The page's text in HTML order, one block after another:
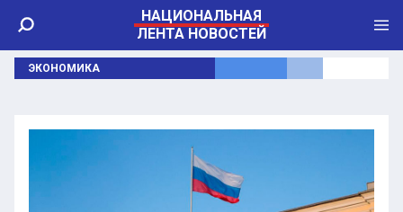
НАЦИОНАЛЬНАЯ
ЛЕНТА НОВОСТЕЙ
ЭКОНОМИКА